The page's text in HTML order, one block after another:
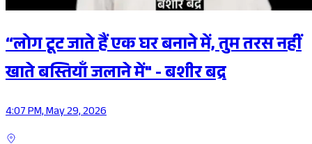
“लोग टूट जाते हैं एक घर बनाने में, तुम तरस नहीं
खाते बस्तियाँ जलाने में" - बशीर बद्र
4:07 PM, May 29, 2026